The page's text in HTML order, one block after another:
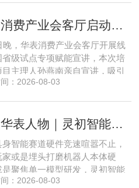
也是享刻智能自创立之初便坚
、CEO 陈震纵观当前具
晚，华表消费产业会客厅开展线
省级试点专项赋能宣讲，本次培
主理人孙燕南亲自宣讲，吸引
州、河北、北京、天津、常
私域变现、稳现金流搭建、试
深度剖析行业双重发展困境
：2026-08-03
今日华表人物｜灵初智能CEO王启斌：押注千万级数据解锁具身智能质变
身智能赛道硬件竞速喧嚣不止，
家或是埋头打磨机器人本体硬
是聚焦单一模型研发，灵初智能
初便守住初心，以自研操作大
：2026-08-03